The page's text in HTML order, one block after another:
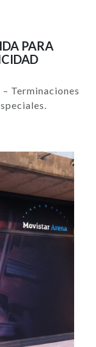
PARA
Terminaciones